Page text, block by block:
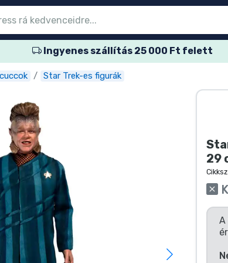
Ingyenes szállítás 25 000 Ft felett
Star Trek-es figurák
29
A
termék
termék
termék
termék
termék
termék
termék